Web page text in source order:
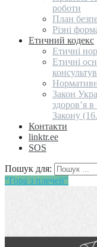
роботи
План
Різні
Етичний кодекс
Етичні
Етичні
Закон
здоров’я
Закону
Контакти
linktr.ee
SOS
Пошук для:
"Гора з плечей"